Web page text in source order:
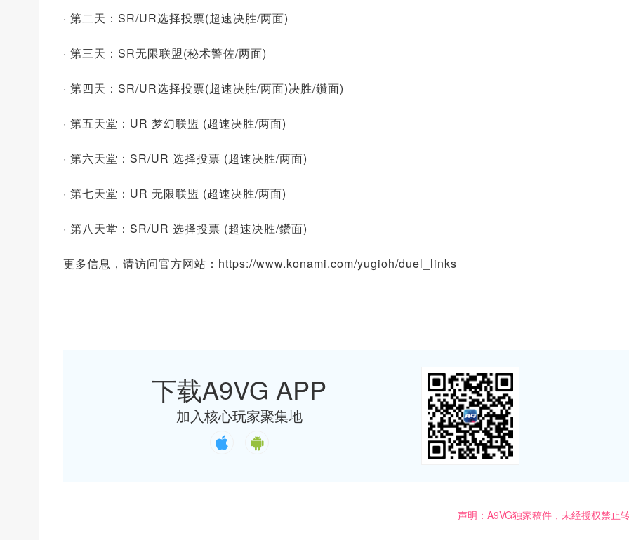
· 第二天：SR/UR选择投票(超速决胜/两面)
· 第三天：SR无限联盟(秘术警佐/两面)
· 第四天：SR/UR选择投票(超速决胜/两面)决胜/鑽面)
· 第五天堂：UR 梦幻联盟 (超速决胜/两面)
· 第六天堂：SR/UR 选择投票 (超速决胜/两面)
· 第七天堂：UR 无限联盟 (超速决胜/两面)
· 第八天堂：SR/UR 选择投票 (超速决胜/鑽面)
更多信息，请访问官方网站：https://www.konami.com/yugioh/duel_links
下载A9VG APP
加入核心玩家聚集地
声明：A9VG独家稿件，未经授权禁止